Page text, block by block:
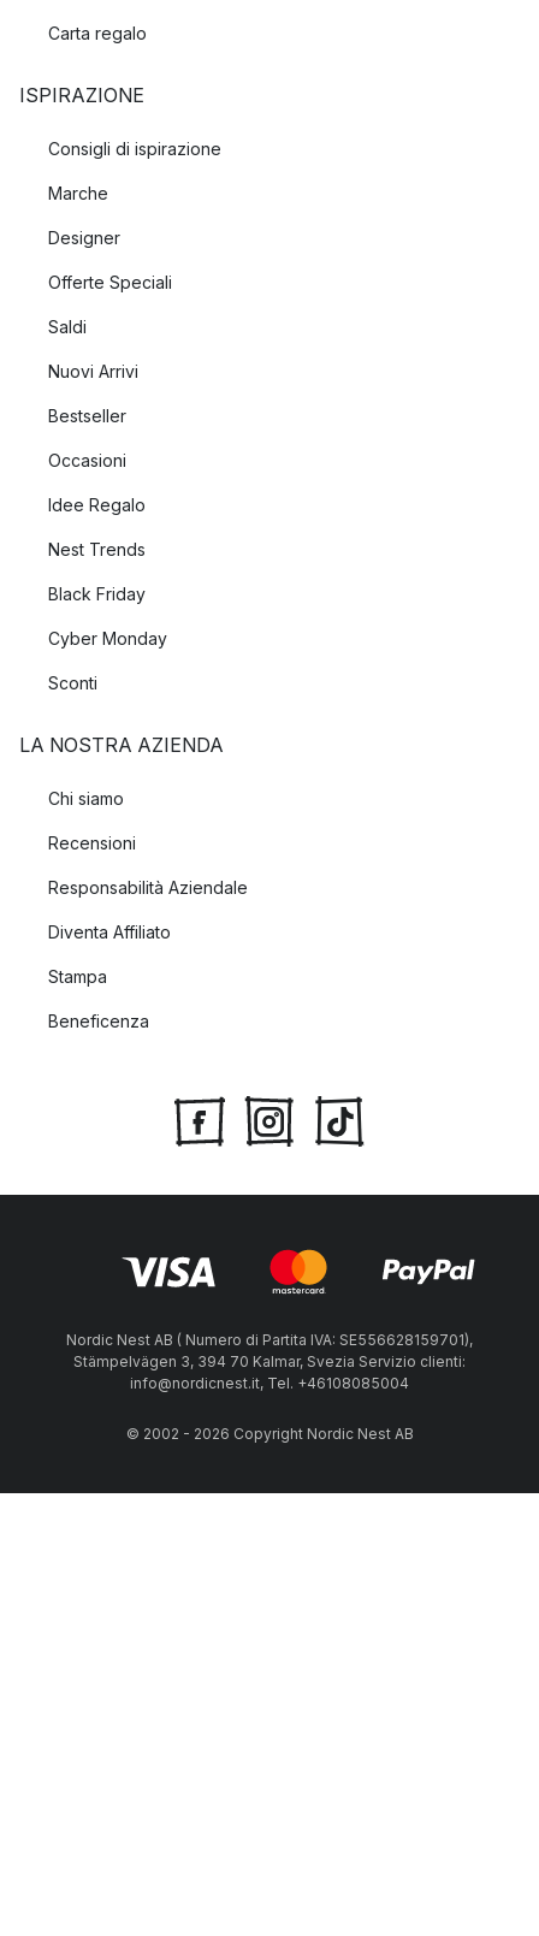
Carta regalo
ISPIRAZIONE
Consigli di ispirazione
Marche
Designer
Offerte Speciali
Saldi
Nuovi Arrivi
Bestseller
Occasioni
Idee Regalo
Nest Trends
Black Friday
Cyber Monday
Sconti
LA NOSTRA AZIENDA
Chi siamo
Recensioni
Responsabilità Aziendale
Diventa Affiliato
Stampa
Beneficenza
Nordic Nest AB ( Numero di Partita IVA: SE556628159701),
Stämpelvägen 3, 394 70 Kalmar, Svezia Servizio clienti:
info@nordicnest.it, Tel. +46108085004
© 2002 - 2026 Copyright Nordic Nest AB